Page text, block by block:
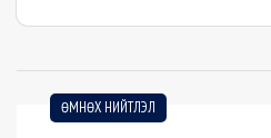
ӨМНӨХ НИЙТЛЭЛ